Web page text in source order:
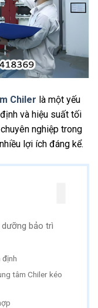
Chiler là một yếu
và hiệu suất tối
nghiệp trong
lợi ích đáng kể.
bảo trì
định
tâm Chiler kéo